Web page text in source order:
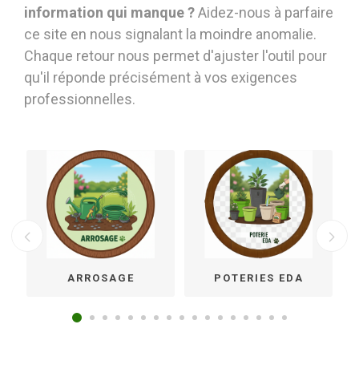
information qui manque ?Aidez-nous à parfaire
ce site en nous signalant la moindre anomalie.
Chaque retour nous permet d'ajuster l'outil pour
qu'il réponde précisément à vos exigences
professionnelles.
ARROSAGE POTERIES EDA